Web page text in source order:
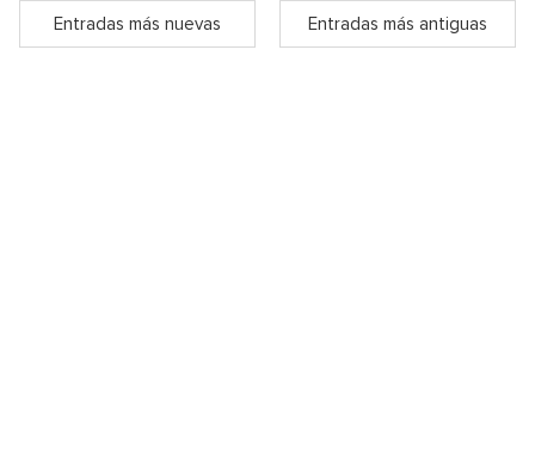
Entradas más nuevas Entradas más antiguas